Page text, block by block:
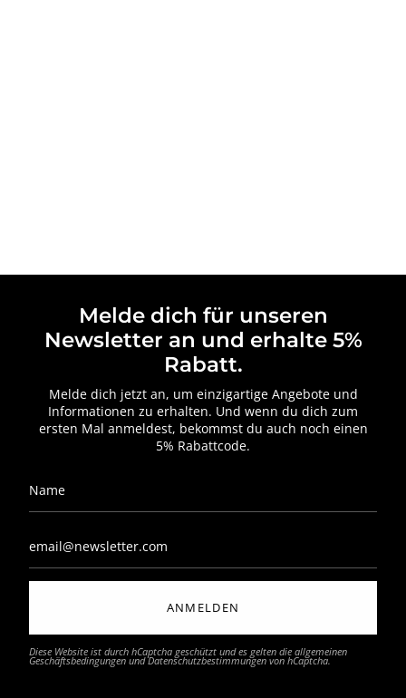
Melde dich für unseren
Newsletter an und erhalte 5%
Rabatt.
Melde dich jetzt an, um einzigartige Angebote und
Informationen zu erhalten. Und wenn du dich zum
ersten Mal anmeldest, bekommst du auch noch einen
5% Rabattcode.
ANMELDEN
Diese Website ist durch hCaptcha geschützt und es gelten die allgemeinen
Geschäftsbedingungen undDatenschutzbestimmungen von hCaptcha.